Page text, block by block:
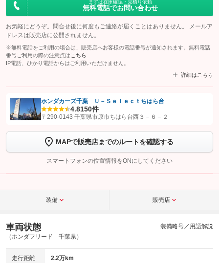
まずは在庫確認・見積り依頼
無料電話でお問い合わせ
お気軽にどうぞ。問合せ後に何度もご連絡が届くことはありません。 メールア
ドレスは販売店に公開されません。
※無料電話をご利用の場合は、販売店へお客様の電話番号が通知されます。無料電話
番号ご利用の際の注意点は こちら
IP電話、ひかり電話からはご利用いただけません。
詳細はこちら
【STEP1】認証画面でグーネットを友だち追加してから「許可する」ボタンを押
トーク画面で
ボタンをタップして問い合わせを
完了してください。
こちら
ホンダカーズ千葉 Ｕ－Ｓｅｌｅｃｔちはら台
4.8150件
〒290-0143 千葉県市原市ちはら台西３－６－２
MAPで販売店までのルートを確認する
スマートフォンの位置情報をONにしてください
装備 販売店
車両状態
（ホンダフリード 千葉県）
装備略号／用語解説
走行距離 2.2万km